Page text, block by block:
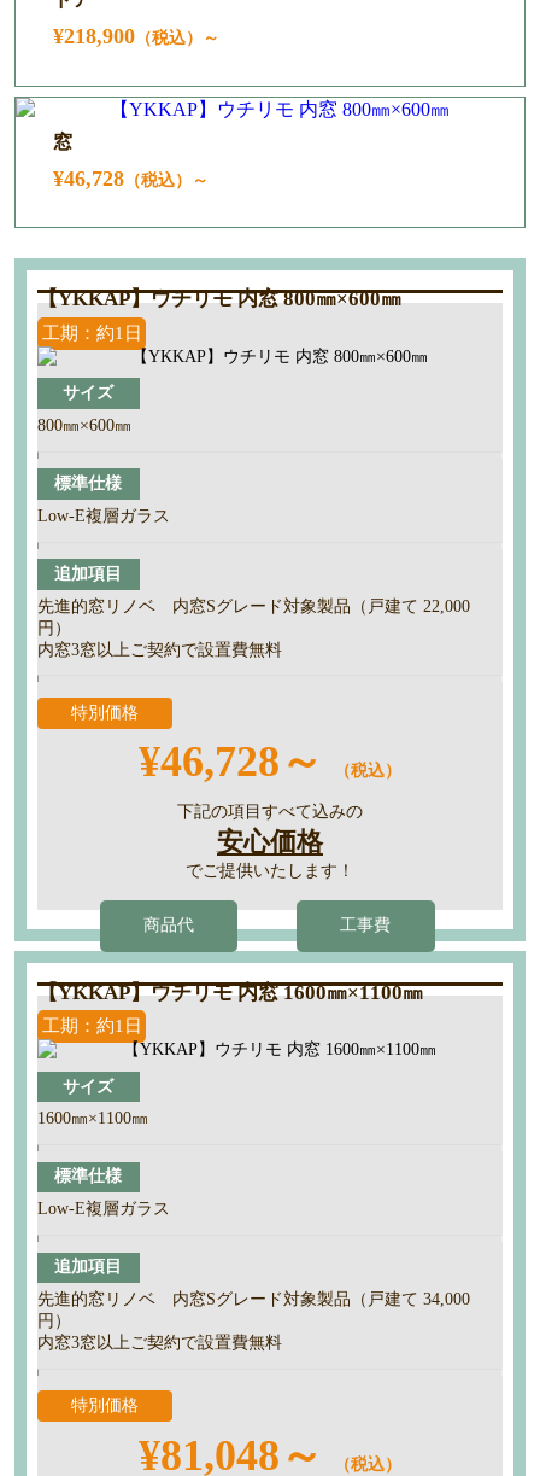
¥218,900 （税込）～
窓
¥46,728 （税込）～
【YKKAP】ウチリモ 内窓 800㎜×600㎜
工期：約1日
サイズ
800㎜×600㎜
標準仕様
Low-E複層ガラス
追加項目
先進的窓リノベ 内窓Sグレード対象製品（戸建て 22,000
円）
内窓3窓以上ご契約で設置費無料
特別価格
¥46,728～ （税込）
下記の項目すべて込みの
安心価格
でご提供いたします！
商品代 工事費
【YKKAP】ウチリモ 内窓 1600㎜×1100㎜
工期：約1日
サイズ
1600㎜×1100㎜
標準仕様
Low-E複層ガラス
追加項目
先進的窓リノベ 内窓Sグレード対象製品（戸建て 34,000
円）
内窓3窓以上ご契約で設置費無料
特別価格
¥81,048～ （税込）